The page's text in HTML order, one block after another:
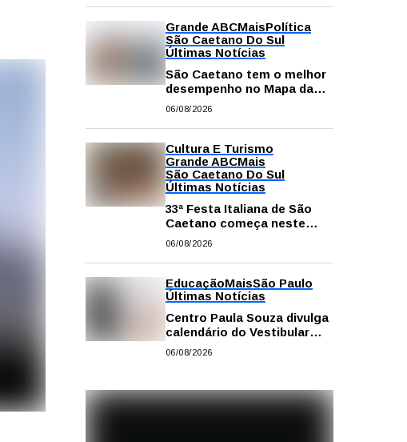
Grande ABCMaisPolítica
São Caetano Do Sul
Últimas Notícias
São Caetano tem o melhor
desempenho no Mapa da
Desigualdade da Grande SP
06/08/2026
Cultura E Turismo
Grande ABCMais
São Caetano Do Sul
Últimas Notícias
33ª Festa Italiana de São
Caetano começa neste
sábado com mais barracas
e atrações
06/08/2026
EducaçãoMaisSão Paulo
Últimas Notícias
Centro Paula Souza divulga
calendário do Vestibular
das Fatecs para o primeiro
06/08/2026